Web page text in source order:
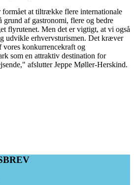
formået at tiltrække flere internationale
grund af gastronomi, flere og bedre
flyrutenet. Men det er vigtigt, at vi også
udvikle erhvervsturismen. Det kræver
vores konkurrencekraft og
som en attraktiv destination for
afslutter Jeppe Møller-Herskind.